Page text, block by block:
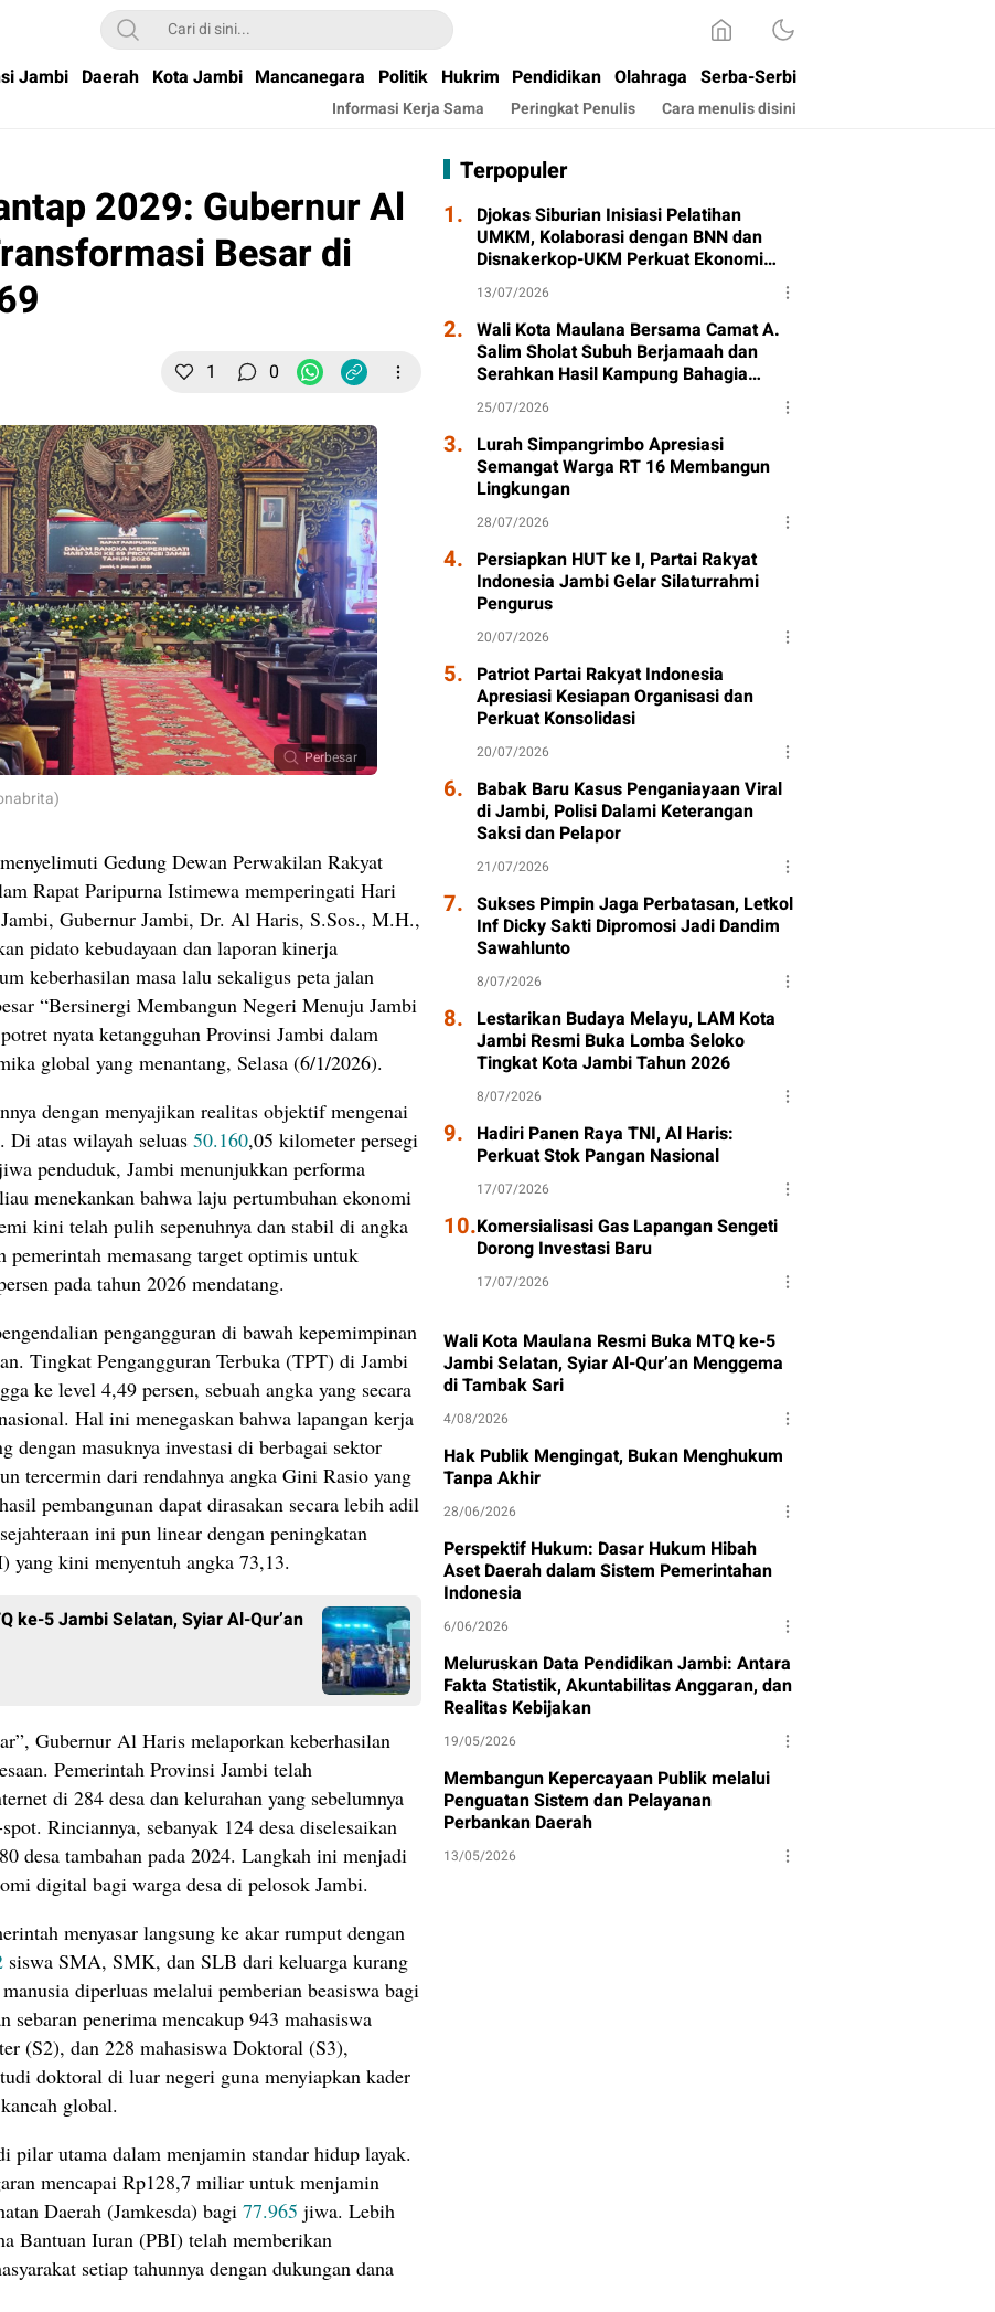
Jambi Daerah Kota Jambi Mancanegara Politik Hukrim Pendidikan Olahraga Serba-Serbi
Informasi Kerja Sama Peringkat Penulis Cara menulis disini
2029: Gubernur Al
Besar di
1 0
Perbesar
Gedung Dewan Perwakilan Rakyat
Rapat Paripurna Istimewa memperingati Hari
Gubernur Jambi, Dr. Al Haris, S.Sos., M.H.,
pidato kebudayaan dan laporan kinerja
keberhasilan masa lalu sekaligus peta jalan
“Bersinergi Membangun Negeri Menuju Jambi
nyata ketangguhan Provinsi Jambi dalam
global yang menantang, Selasa (6/1/2026).
dengan menyajikan realitas objektif mengenai
Di atas wilayah seluas 50.160,05 kilometer persegi
penduduk, Jambi menunjukkan performa
menekankan bahwa laju pertumbuhan ekonomi
kini telah pulih sepenuhnya dan stabil di angka
pemerintah memasang target optimis untuk
pada tahun 2026 mendatang.
pengangguran di bawah kepemimpinan
Tingkat Pengangguran Terbuka (TPT) di Jambi
ke level 4,49 persen, sebuah angka yang secara
Hal ini menegaskan bahwa lapangan kerja
dengan masuknya investasi di berbagai sektor
tercermin dari rendahnya angka Gini Rasio yang
pembangunan dapat dirasakan secara lebih adil
ini pun linear dengan peningkatan
yang kini menyentuh angka 73,13.
ke-5 Jambi Selatan, Syiar Al-Qur’an
Gubernur Al Haris melaporkan keberhasilan
Pemerintah Provinsi Jambi telah
di 284 desa dan kelurahan yang sebelumnya
Rinciannya, sebanyak 124 desa diselesaikan
desa tambahan pada 2024. Langkah ini menjadi
digital bagi warga desa di pelosok Jambi.
menyasar langsung ke akar rumput dengan
siswa SMA, SMK, dan SLB dari keluarga kurang
diperluas melalui pemberian beasiswa bagi
sebaran penerima mencakup 943 mahasiswa
(S2), dan 228 mahasiswa Doktoral (S3),
doktoral di luar negeri guna menyiapkan kader
global.
pilar utama dalam menjamin standar hidup layak.
mencapai Rp128,7 miliar untuk menjamin
Daerah (Jamkesda) bagi 77.965 jiwa. Lebih
Bantuan Iuran (PBI) telah memberikan
setiap tahunnya dengan dukungan dana
Terpopuler
1. Djokas Siburian Inisiasi Pelatihan
UMKM, Kolaborasi dengan BNN dan
Disnakerkop-UKM Perkuat Ekonomi
Warga
13/07/2026
2. Wali Kota Maulana Bersama Camat A.
Salim Sholat Subuh Berjamaah dan
Serahkan Hasil Kampung Bahagia
Tahap I
25/07/2026
3. Lurah Simpangrimbo Apresiasi
Semangat Warga RT 16 Membangun
Lingkungan
28/07/2026
4. Persiapkan HUT ke I, Partai Rakyat
Indonesia Jambi Gelar Silaturrahmi
Pengurus
20/07/2026
5. Patriot Partai Rakyat Indonesia
Apresiasi Kesiapan Organisasi dan
Perkuat Konsolidasi
20/07/2026
6. Babak Baru Kasus Penganiayaan Viral
di Jambi, Polisi Dalami Keterangan
Saksi dan Pelapor
21/07/2026
7. Sukses Pimpin Jaga Perbatasan, Letkol
Inf Dicky Sakti Dipromosi Jadi Dandim
Sawahlunto
8/07/2026
8. Lestarikan Budaya Melayu, LAM Kota
Jambi Resmi Buka Lomba Seloko
Tingkat Kota Jambi Tahun 2026
8/07/2026
9. Hadiri Panen Raya TNI, Al Haris:
Perkuat Stok Pangan Nasional
17/07/2026
10.Komersialisasi Gas Lapangan Sengeti
Dorong Investasi Baru
17/07/2026
Wali Kota Maulana Resmi Buka MTQ ke-5
Jambi Selatan, Syiar Al-Qur’an Menggema
di Tambak Sari
4/08/2026
Hak Publik Mengingat, Bukan Menghukum
Tanpa Akhir
28/06/2026
Perspektif Hukum: Dasar Hukum Hibah
Aset Daerah dalam Sistem Pemerintahan
Indonesia
6/06/2026
Meluruskan Data Pendidikan Jambi: Antara
Fakta Statistik, Akuntabilitas Anggaran, dan
Realitas Kebijakan
19/05/2026
Membangun Kepercayaan Publik melalui
Penguatan Sistem dan Pelayanan
Perbankan Daerah
13/05/2026